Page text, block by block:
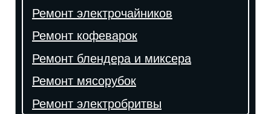
Ремонт электрочайников
Ремонт кофеварок
Ремонт блендера и миксера
Ремонт мясорубок
Ремонт электробритвы